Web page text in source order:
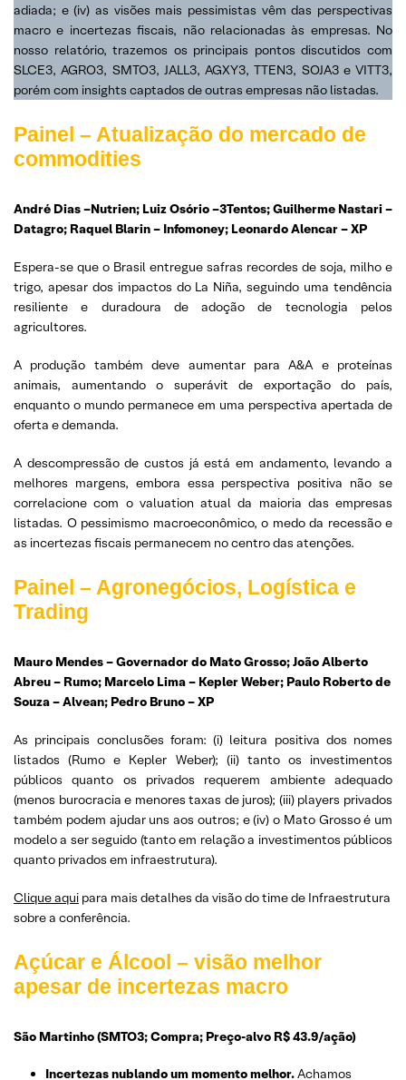
adiada; e (iv) as visões mais pessimistas vêm das perspectivas
macro e incertezas fiscais, não relacionadas às empresas. No
nosso relatório, trazemos os principais pontos discutidos com
SLCE3, AGRO3, SMTO3, JALL3, AGXY3, TTEN3, SOJA3 e VITT3,
porém com insights captados de outras empresas não listadas.
Painel – Atualização do mercado de
commodities
André Dias –Nutrien; Luiz Osório –3Tentos; Guilherme Nastari –
Datagro; Raquel Blarin – Infomoney; Leonardo Alencar – XP
Espera-se que o Brasil entregue safras recordes de soja, milho e
trigo, apesar dos impactos do La Niña, seguindo uma tendência
resiliente e duradoura de adoção de tecnologia pelos
agricultores.
A produção também deve aumentar para A&A e proteínas
animais, aumentando o superávit de exportação do país,
enquanto o mundo permanece em uma perspectiva apertada de
oferta e demanda.
A descompressão de custos já está em andamento, levando a
melhores margens, embora essa perspectiva positiva não se
correlacione com o valuation atual da maioria das empresas
listadas. O pessimismo macroeconômico, o medo da recessão e
as incertezas fiscais permanecem no centro das atenções.
Painel – Agronegócios, Logística e
Trading
Mauro Mendes – Governador do Mato Grosso; João Alberto
Abreu – Rumo; Marcelo Lima – Kepler Weber; Paulo Roberto de
Souza – Alvean; Pedro Bruno – XP
As principais conclusões foram: (i) leitura positiva dos nomes
listados (Rumo e Kepler Weber); (ii) tanto os investimentos
públicos quanto os privados requerem ambiente adequado
(menos burocracia e menores taxas de juros); (iii) players privados
também podem ajudar uns aos outros; e (iv) o Mato Grosso é um
modelo a ser seguido (tanto em relação a investimentos públicos
quanto privados em infraestrutura).
Clique aqui para mais detalhes da visão do time de Infraestrutura
sobre a conferência.
Açúcar e Álcool – visão melhor
apesar de incertezas macro
São Martinho (SMTO3; Compra; Preço-alvo R$ 43.9/ação)
Incertezas nublando um momento melhor.Achamos